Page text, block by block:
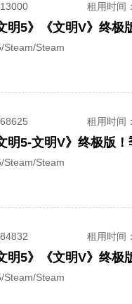
租用时间
明5》《文明V》终
Steam/Steam
租用时间
明5-文明V》终极版
Steam/Steam
租用时间
明5》《文明V》终
Steam/Steam